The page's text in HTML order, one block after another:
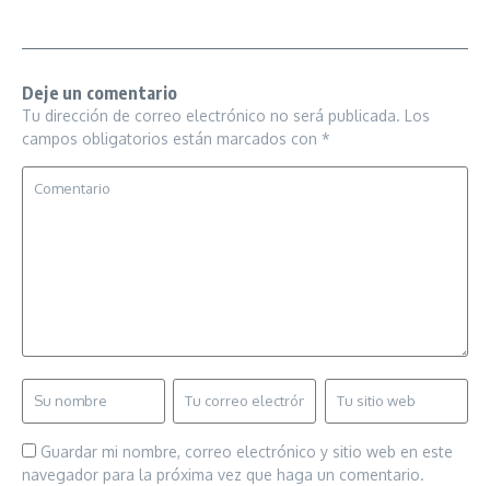
Deje un comentario
Tu dirección de correo electrónico no será publicada. Los
campos obligatorios están marcados con *
Guardar mi nombre, correo electrónico y sitio web en este
navegador para la próxima vez que haga un comentario.